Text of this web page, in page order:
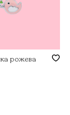
рожева